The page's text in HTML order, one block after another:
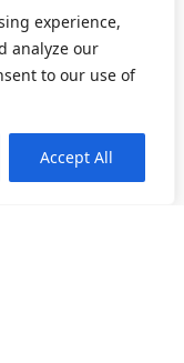
experience,
analyze our
to our use of
Accept All